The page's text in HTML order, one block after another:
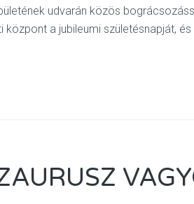
udvarán közös
a jubileumi születésnapját,